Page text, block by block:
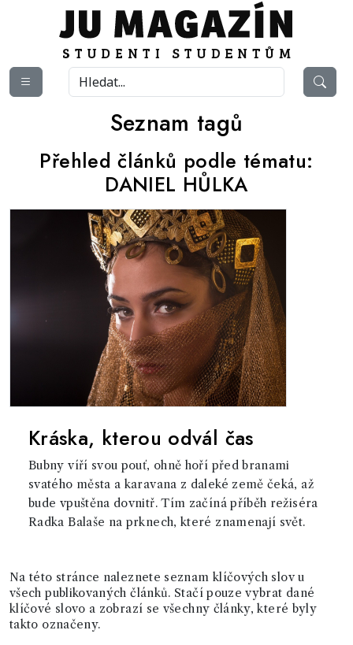
Seznam tagů
Přehled článků podle tématu:
DANIEL HŮLKA
Kráska, kterou odvál čas
Bubny víří svou pouť, ohně hoří před branami
svatého města a karavana z daleké země čeká, až
bude vpuštěna dovnitř. Tím začíná příběh režiséra
Radka Balaše na prknech, které znamenají svět.
Na této stránce naleznete seznam klíčových slov u
všech publikovaných článků. Stačí pouze vybrat dané
klíčové slovo a zobrazí se všechny články, které byly
takto označeny.